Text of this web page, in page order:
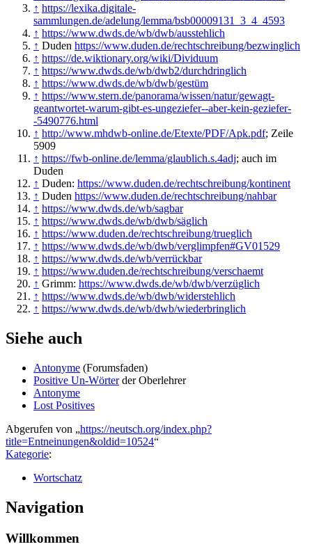
↑ https://lexika.digitale-
sammlungen.de/adelung/lemma/bsb00009131_3_4_4593
↑ https://www.dwds.de/wb/dwb/ausstehlich
↑ Duden https://www.duden.de/rechtschreibung/bezwinglich
↑ https://de.wiktionary.org/wiki/Dividuum
↑ https://www.dwds.de/wb/dwb2/durchdringlich
↑ https://www.dwds.de/wb/dwb/gestüm
↑ https://www.stern.de/panorama/wissen/natur/gewagt-
geantwortet-warum-gibt-es-ungeziefer--aber-kein-geziefer-
-5490776.html
↑ http://www.mhdwb-online.de/Etexte/PDF/Apk.pdf; Zeile
5909
↑ https://fwb-online.de/lemma/glaublich.s.4adj; auch im
Duden
↑ Duden: https://www.duden.de/rechtschreibung/kontinent
↑ Duden https://www.duden.de/rechtschreibung/nahbar
↑ https://www.dwds.de/wb/sagbar
↑ https://www.dwds.de/wb/dwb/säglich
↑ https://www.duden.de/rechtschreibung/trueglich
↑ https://www.dwds.de/wb/dwb/verglimpfen#GV01529
↑ https://www.dwds.de/wb/verrückbar
↑ https://www.duden.de/rechtschreibung/verschaemt
↑ Grimm: https://www.dwds.de/wb/dwb/verzüglich
↑ https://www.dwds.de/wb/dwb/widerstehlich
↑ https://www.dwds.de/wb/dwb/wiederbringlich
Siehe auch
Antonyme (Forumsfaden)
Positive Un-Wörterder Oberlehrer
Antonyme
Lost Positives
Abgerufen von „https://neutsch.org/index.php?
title=Entneinungen&oldid=10524“
Kategorie:
Wortschatz
Navigation
Willkommen